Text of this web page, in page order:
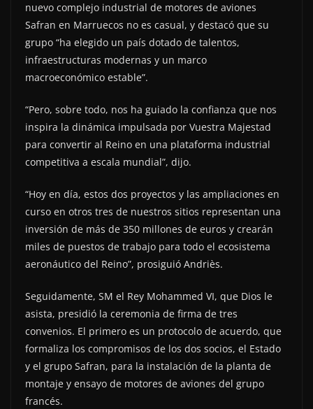
nuevo complejo industrial de motores de aviones
Safran en Marruecos no es casual, y destacó que su
grupo “ha elegido un país dotado de talentos,
infraestructuras modernas y un marco
macroeconómico estable”.
“Pero, sobre todo, nos ha guiado la confianza que nos
inspira la dinámica impulsada por Vuestra Majestad
para convertir al Reino en una plataforma industrial
competitiva a escala mundial”, dijo.
“Hoy en día, estos dos proyectos y las ampliaciones en
curso en otros tres de nuestros sitios representan una
inversión de más de 350 millones de euros y crearán
miles de puestos de trabajo para todo el ecosistema
aeronáutico del Reino”, prosiguió Andriès.
Seguidamente, SM el Rey Mohammed VI, que Dios le
asista, presidió la ceremonia de firma de tres
convenios. El primero es un protocolo de acuerdo, que
formaliza los compromisos de los dos socios, el Estado
y el grupo Safran, para la instalación de la planta de
montaje y ensayo de motores de aviones del grupo
francés.